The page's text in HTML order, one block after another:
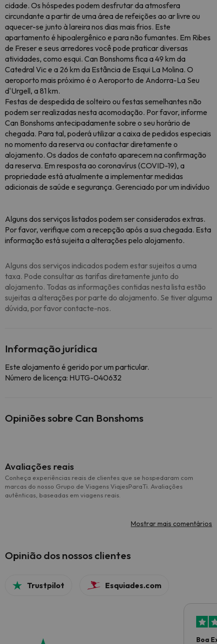
cidade. Os hóspedes podem desfrutar da atmosfera
circundante a partir de uma área de refeições ao ar livre ou
aquecer-se junto à lareira nos dias mais frios. Este
apartamento é hipoalergênico e para não fumantes. Em Ribes
de Freser e seus arredores você pode praticar diversas
atividades, como esqui. Can Bonshoms fica a 49 km da
Catedral Vic e a 26 km da Estância de Esqui La Molina. O
aeroporto mais próximo é o Aeroporto de Andorra-La Seu
d'Urgell, a 81 km.
Festas de despedida de solteiro ou festas semelhantes não
podem ser realizadas nesta acomodação. Por favor, informe
Can Bonshoms antecipadamente sobre o seu horário de
chegada. Para tal, poderá utilizar a caixa de pedidos especiais
no momento da reserva ou contactar diretamente o
alojamento. Os dados de contato aparecem na confirmação
da reserva. Em resposta ao coronavírus (COVID-19), a
propriedade está atualmente a implementar medidas
adicionais de saúde e segurança. Gerenciado por um indivíduo
Alguns dos serviços listados podem ser considerados extras.
Por favor, verifique com a recepção após a sua chegada. Esta
informação está sujeita a alterações pelo alojamento.
Alguns dos serviços indicados podem estar sujeitos a uma
taxa. Pode consultar as tarifas diretamente junto do
alojamento. Todas as informações contidas nesta lista estão
sujeitas a alterações por parte do alojamento. Se tiver alguma
dúvida, por favor contacte-nos.
Informação jurídica
Este alojamento é gerido por um particular.
Número de licença: HUTG-040632
Opiniões sobre Can Bonshoms
Avaliações reais
Conheça experiências reais de clientes que se hospedaram com
marcas do nosso Grupo de Viagens ViajesParaTi. Avaliações
autênticas, baseadas em viagens reais.
Mostrar mais comentários
Opinião dos nossos clientes
Trustpilot Esquiades.com
Boa